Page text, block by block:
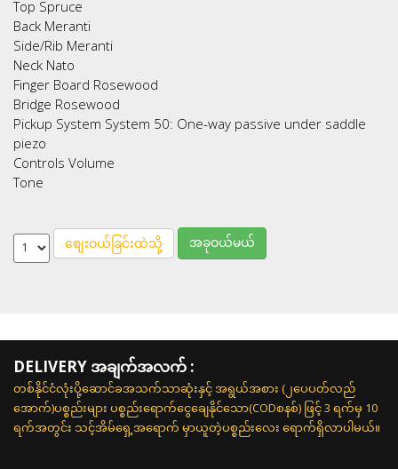
Top Spruce
Back Meranti
Side/Rib Meranti
Neck Nato
Finger Board Rosewood
Bridge Rosewood
Pickup System System 50: One-way passive under saddle
piezo
Controls Volume
Tone
စျေးဝယ်ခြင်းထဲသို့ အခုဝယ်မယ်
DELIVERY အချက်အလက် :
တစ်နိုင်ငံလုံးပို့ဆောင်ခအသက်သာဆုံးနှင့် အရွယ်အစား (၂ပေပတ်လည်
အောက်)ပစ္စည်းများ ပစ္စည်းရောက်ငွေချေနိုင်သော(CODစနစ်) ဖြင့် 3 ရက်မှ 10
ရက်အတွင်း သင့်အိမ်ရှေ့အရောက် မှာယူတဲ့ပစ္စည်းလေး ရောက်ရှိလာပါမယ်။